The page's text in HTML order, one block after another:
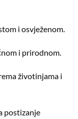
i osvježenom.
i prirodnom.
životinjama i
postizanje